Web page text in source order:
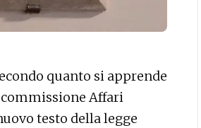
quanto si apprende
Affari
testo della legge